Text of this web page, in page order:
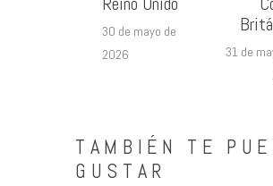
30 de mayo de
2026
31 de
TAMBIÉN TE
GUSTAR